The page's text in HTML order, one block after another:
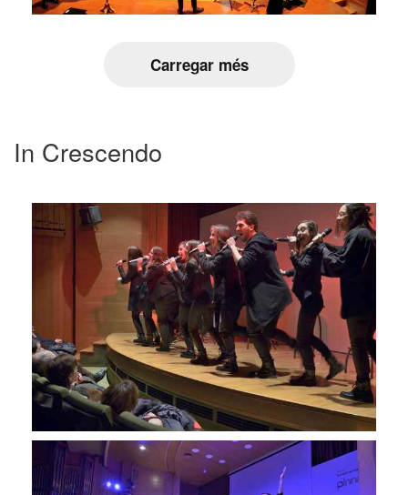
Carregar més
In Crescendo